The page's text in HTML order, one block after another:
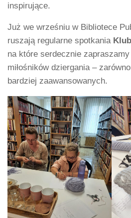
inspirujące.
Już we wrześniu w Bibliotece
ruszają regularne spotkania
na które serdecznie
miłośników dziergania –
bardziej zaawansowanych.